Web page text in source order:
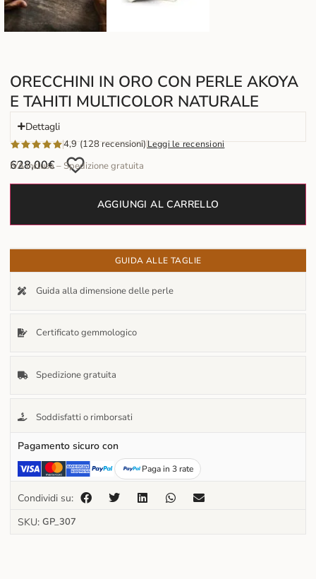
ORECCHINI IN ORO CON PERLE AKOYA
E TAHITI MULTICOLOR NATURALE
Dettagli
4,9 (128 recensioni)Leggi le recensioni
628,00€
IVA inclusa – Spedizione gratuita
AGGIUNGI AL CARRELLO
GUIDA ALLE TAGLIE
Guida alla dimensione delle perle
Certificato gemmologico
Spedizione gratuita
Soddisfatti o rimborsati
Pagamento sicuro con
Paga in 3 rate
Condividi su:
SKU: GP_307